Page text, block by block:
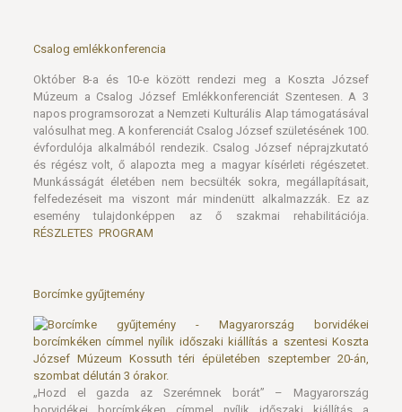
Csalog emlékkonferencia
Október 8-a és 10-e között rendezi meg a Koszta József
Múzeum a Csalog József Emlékkonferenciát Szentesen. A 3
napos programsorozat a Nemzeti Kulturális Alap támogatásával
valósulhat meg. A konferenciát Csalog József születésének 100.
évfordulója alkalmából rendezik. Csalog József néprajzkutató
és régész volt, ő alapozta meg a magyar kísérleti régészetet.
Munkásságát életében nem becsülték sokra, megállapításait,
felfedezéseit ma viszont már mindenütt alkalmazzák. Ez az
esemény tulajdonképpen az ő szakmai rehabilitációja.
RÉSZLETES PROGRAM
Borcímke gyűjtemény
„Hozd el gazda az Szerémnek borát” – Magyarország